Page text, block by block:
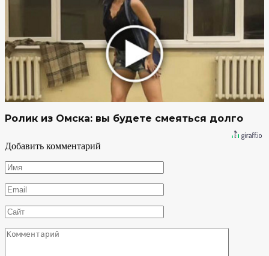
Ролик из Омска: вы будете смеяться долго
Добавить комментарий
Имя
*
Email
*
Сайт
Комментарий